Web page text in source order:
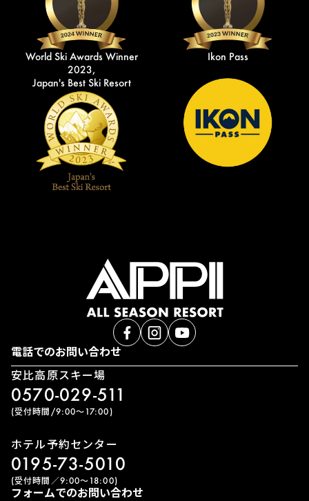
World Ski Awards Winner
2023,
Japan's Best Ski Resort
Ikon Pass
電話でのお問い合わせ
安比高原スキー場
0570-029-511
(受付時間/9:00〜17:00)
ホテル予約センター
0195-73-5010
(受付時間／9:00〜18:00)
フォームでのお問い合わせ